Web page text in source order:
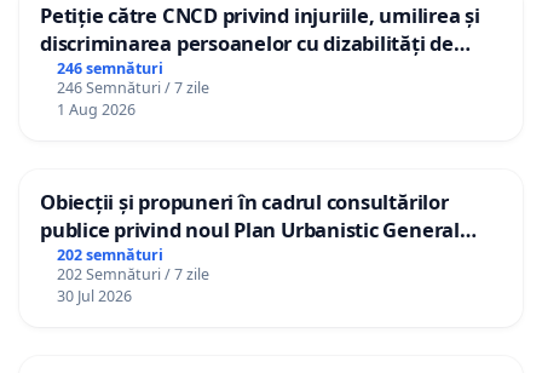
Petiție către CNCD privind injuriile, umilirea și
discriminarea persoanelor cu dizabilități de
către utilizatorul TikTok „Gorici”
246 semnături
246 Semnături / 7 zile
1 Aug 2026
Obiecții și propuneri în cadrul consultărilor
publice privind noul Plan Urbanistic General
(PUG) Ialoveni
202 semnături
202 Semnături / 7 zile
30 Jul 2026